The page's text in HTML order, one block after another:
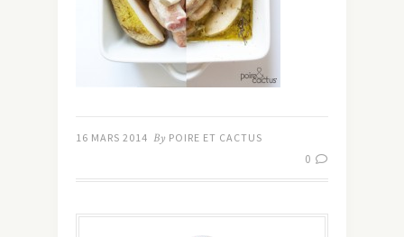
16 MARS 2014 By POIRE ET CACTUS
0